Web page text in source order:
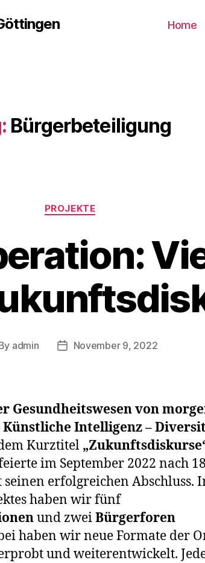
Home
Bürgerbeteiligung
Categories
PROJEKTE
admin
PostNovember 9, 2022
Gesundheitswesen von
Intelligenz –
Kurztitel
im September 2022 nach 18
erfolgreichen Abschluss.
haben wir fünf
und zweiBürgerforen
haben wir neue Formate der
und weiterentwickelt.